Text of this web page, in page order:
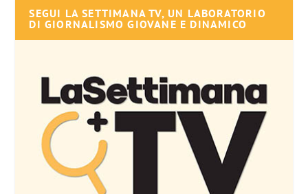
SEGUI LA SETTIMANA TV, UN LABORATORIO
DI GIORNALISMO GIOVANE E DINAMICO